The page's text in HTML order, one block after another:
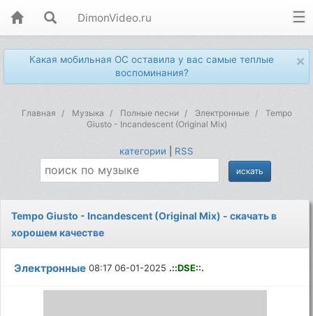
DimonVideo.ru
×
Какая мобильная ОС оставила у вас самые теплые
воспоминания?
Главная Музыка Полные песни Электронные
Tempo
Giusto - Incandescent (Original Mix)
категории RSS
Tempo Giusto - Incandescent (Original Mix) - скачать в
хорошем качестве
Электронные 08:17 06-01-2025 .::DSE::.